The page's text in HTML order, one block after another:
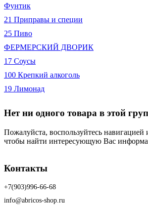
Фунтик
21 Приправы и специи
25 Пиво
ФЕРМЕРСКИЙ ДВОРИК
17 Соусы
100 Крепкий алкоголь
19 Лимонад
Нет ни одного товара в этой
Пожалуйста, воспользуйтесь
чтобы найти интересующую Вас
Контакты
+7(903)996-66-68
info@abricos-shop.ru